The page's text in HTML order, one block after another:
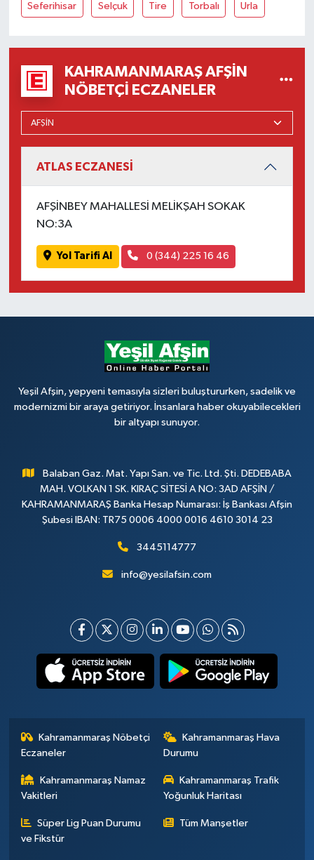
Seferihisar Selçuk Tire Torbalı Urla
KAHRAMANMARAŞ AFŞIN
NÖBETÇI ECZANELER
ATLAS ECZANESİ
AFŞİNBEY MAHALLESİ MELİKŞAH SOKAK
NO:3A
Yol Tarifi Al 0 (344) 225 16 46
Yeşil Afşin, yepyeni temasıyla sizleri buluştururken, sadelik ve
modernizmi bir araya getiriyor. İnsanlara haber okuyabilecekleri
bir altyapı sunuyor.
Balaban Gaz. Mat. Yapı San. ve Tic. Ltd. Şti. DEDEBABA
MAH. VOLKAN 1 SK. KIRAÇ SİTESİ A NO: 3AD AFŞİN /
KAHRAMANMARAŞ Banka Hesap Numarası: İş Bankası Afşin
Şubesi IBAN: TR75 0006 4000 0016 4610 3014 23
3445114777
info@yesilafsin.com
Kahramanmaraş Nöbetçi
Eczaneler
Kahramanmaraş Hava
Durumu
Kahramanmaraş Namaz
Vakitleri
Kahramanmaraş Trafik
Yoğunluk Haritası
Süper Lig Puan Durumu
ve Fikstür
Tüm Manşetler